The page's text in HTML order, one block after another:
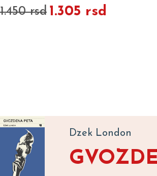
1.450 rsd 1.305 rsd
Dzek London